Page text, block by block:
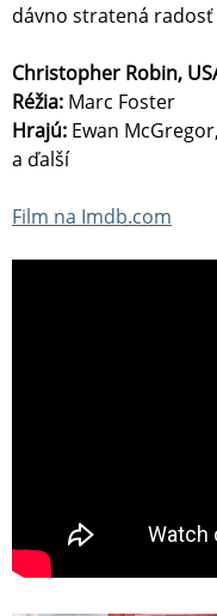
dávno stratená radosť
Christopher Robin,
Réžia: Marc Foster
Hrajú: Ewan
a ďalší
Film na Imdb.com